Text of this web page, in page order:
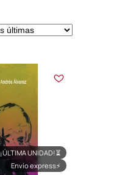
¡ÚLTIMA UNIDAD!⏳
Envío express⚡